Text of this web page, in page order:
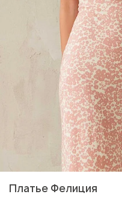
Платье Фелиция